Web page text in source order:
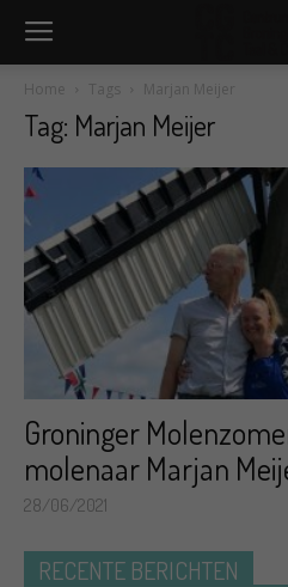
Home Tags Marjan Meijer
Tag: Marjan Meijer
Groninger
molenaar Marjan
28/06/2021
RECENTE BERICHTEN